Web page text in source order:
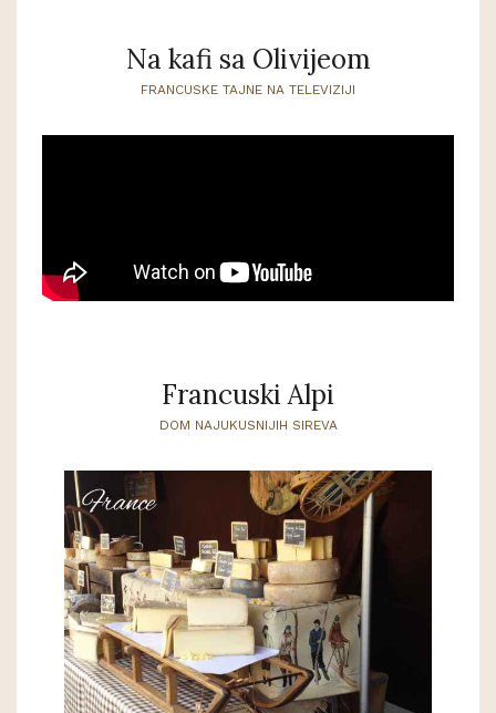
Na kafi sa Olivijeom
FRANCUSKE TAJNE NA TELEVIZIJI
Francuski Alpi
DOM NAJUKUSNIJIH SIREVA